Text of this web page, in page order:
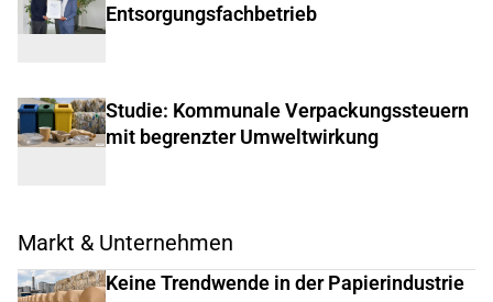
Entsorgungsfachbetrieb
Studie: Kommunale Verpackungssteuern
mit begrenzter Umweltwirkung
Markt & Unternehmen
Keine Trendwende in der Papierindustrie